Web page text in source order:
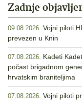
Zadnje
09.08.2026. Vojni piloti
prevezen u Knin
07.08.2026. Kadeti
počast brigadnom
hrvatskim braniteljima
07.08.2026. Vojni piloti